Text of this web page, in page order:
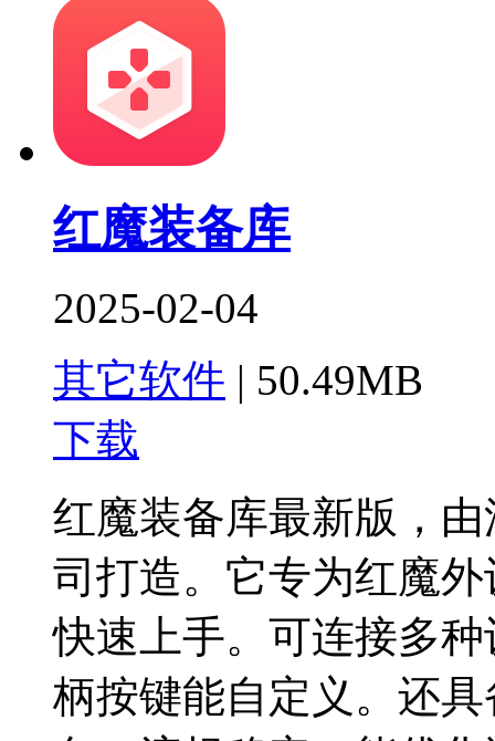
红魔装备库
2025-02-04
其它软件 | 50.49MB
下载
红魔装备库最新版，
司打造。它专为红魔
快速上手。可连接多
柄按键能自定义。还